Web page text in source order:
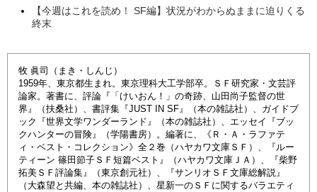
【今週はこれを読め！ SF編】状況がわからぬままに迫りくる
終末
牧 眞司（まき・しんじ）
1959年、東京都生まれ。東京理科大工学部卒。ＳＦ研究家・文芸評
論家。著書に、評論『「けいおん！」の奇跡、山田尚子監督の世
界』（扶桑社）、書評集『JUST IN SF』（本の雑誌社）、ガイドブ
ック『世界文学ワンダーランド』（本の雑誌社）、エッセイ『ブッ
クハンターの冒険』（学陽書房）。編著に、《Ｒ・Ａ・ラファテ
ィ・ベスト・コレクション》全２巻（ハヤカワ文庫ＳＦ）、『ルー
ティーン 篠田節子ＳＦ短篇ベスト』（ハヤカワ文庫ＪＡ）、『柴野
拓美ＳＦ評論集』（東京創元社）、『サンリオＳＦ文庫総解説』
（大森望と共編、本の雑誌社）、星新一のＳＦに関するバラエティ